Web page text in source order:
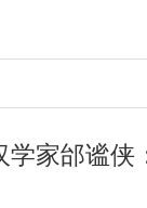
学家邰谧